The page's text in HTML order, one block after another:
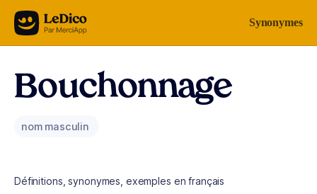
Aller au contenu Synonymes
Bouchonnage
nom masculin
Définitions, synonymes, exemples en français